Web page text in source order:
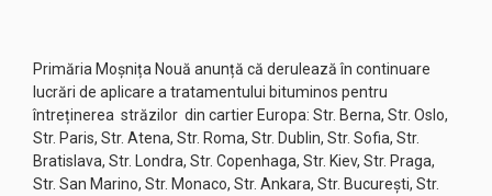
Primăria Moșnița Nouă anunță că derulează în continuare
lucrări de aplicare a tratamentului bituminos pentru
întreținerea străzilor din cartier Europa: Str. Berna, Str. Oslo,
Str. Paris, Str. Atena, Str. Roma, Str. Dublin, Str. Sofia, Str.
Bratislava, Str. Londra, Str. Copenhaga, Str. Kiev, Str. Praga,
Str. San Marino, Str. Monaco, Str. Ankara, Str. București, Str.